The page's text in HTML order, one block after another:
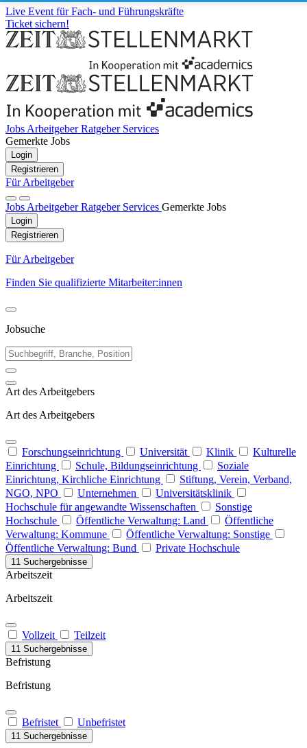
Live Event für Fach- und Führungskräfte
Ticket sichern!
Jobs ArbeitgeberRatgeber Services
Gemerkte Jobs
Login
Registrieren
Für Arbeitgeber
Jobs ArbeitgeberRatgeber Services Gemerkte Jobs
Login
Registrieren
Für Arbeitgeber
Finden Sie qualifizierte Mitarbeiter:innen
Jobsuche
Art des Arbeitgebers
Art des Arbeitgebers
Forschungseinrichtung Universität Klinik
Kulturelle
Einrichtung
Schule, Bildungseinrichtung
Soziale
Einrichtung, Kirchliche Einrichtung
Stiftung, Verein, Verband,
NGO, NPO
Unternehmen
Universitätsklinik
Hochschule für angewandte Wissenschaften
Sonstige
Hochschule
Öffentliche Verwaltung: Land
Öffentliche
Verwaltung: Kommune
Öffentliche Verwaltung: Sonstige
Öffentliche Verwaltung: Bund
Private Hochschule
11 Suchergebnisse
Arbeitszeit
Arbeitszeit
Vollzeit Teilzeit
11 Suchergebnisse
Befristung
Befristung
Befristet Unbefristet
11 Suchergebnisse